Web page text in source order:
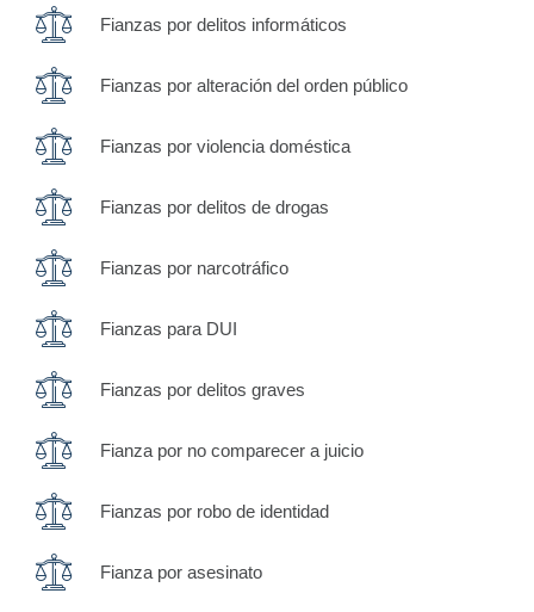
Fianzas por delitos informáticos
Fianzas por alteración del orden público
Fianzas por violencia doméstica
Fianzas por delitos de drogas
Fianzas por narcotráfico
Fianzas para DUI
Fianzas por delitos graves
Fianza por no comparecer a juicio
Fianzas por robo de identidad
Fianza por asesinato